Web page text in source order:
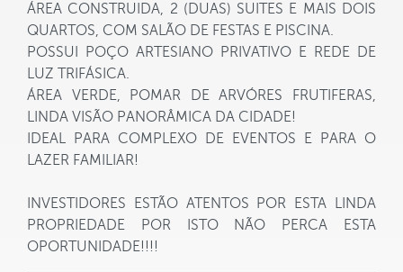
ÁREA CONSTRUIDA, 2 (DUAS) SUITES E MAIS DOIS
QUARTOS, COM SALÃO DE FESTAS E PISCINA.
POSSUI POÇO ARTESIANO PRIVATIVO E REDE DE
LUZ TRIFÁSICA.
ÁREA VERDE, POMAR DE ARVÓRES FRUTIFERAS,
LINDA VISÃO PANORÂMICA DA CIDADE!
IDEAL PARA COMPLEXO DE EVENTOS E PARA O
LAZER FAMILIAR!
INVESTIDORES ESTÃO ATENTOS POR ESTA LINDA
PROPRIEDADE POR ISTO NÃO PERCA ESTA
OPORTUNIDADE!!!!